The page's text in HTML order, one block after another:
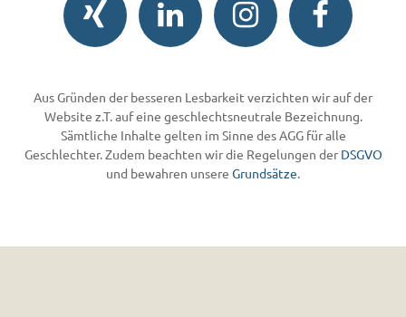
Aus Gründen der besseren Lesbarkeit verzichten wir auf der
Website z.T. auf eine geschlechtsneutrale Bezeichnung.
Sämtliche Inhalte gelten im Sinne des AGG für alle
Geschlechter. Zudem beachten wir die Regelungen der DSGVO
und bewahren unsere Grundsätze